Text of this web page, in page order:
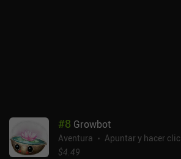
#8 Growbot
Aventura
Apuntar y hacer clic
$4.49